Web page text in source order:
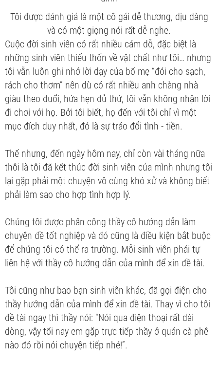
Tôi được đánh giá là một cô gái dễ thương, dịu dàng
và có một giọng nói rất dễ nghe.
Cuộc đời sinh viên có rất nhiều cám dỗ, đặc biệt là
những sinh viên thiếu thốn về vật chất như tôi… nhưng
tôi vẫn luôn ghi nhớ lời dạy của bố mẹ “đói cho sạch,
rách cho thơm” nên dù có rất nhiều anh chàng nhà
giàu theo đuổi, hứa hẹn đủ thứ, tôi vẫn không nhận lời
đi chơi với họ. Bởi tôi biết, họ đến với tôi chỉ vì một
mục đích duy nhất, đó là sự tráo đổi tình - tiền.
Thế nhưng, đến ngày hôm nay, chỉ còn vài tháng nữa
thôi là tôi đã kết thúc đời sinh viên của mình nhưng tôi
lại gặp phải một chuyện vô cùng khó xử và không biết
phải làm sao cho hợp tình hợp lý.
Chúng tôi được phân công thầy cô hướng dẫn làm
chuyên đề tốt nghiệp và đó cũng là điều kiện bắt buộc
để chúng tôi có thể ra trường. Mỗi sinh viên phải tự
liên hệ với thầy cô hướng dẫn của mình để xin đề tài.
Tôi cũng như bao bạn sinh viên khác, đã gọi điện cho
thầy hướng dẫn của mình để xin đề tài. Thay vì cho tôi
đề tài ngay thì thầy nói: “Nói qua điện thoại rất dài
dòng, vậy tối nay em gặp trực tiếp thầy ở quán cà phê
nào đó rồi nói chuyện tiếp nhé!”.